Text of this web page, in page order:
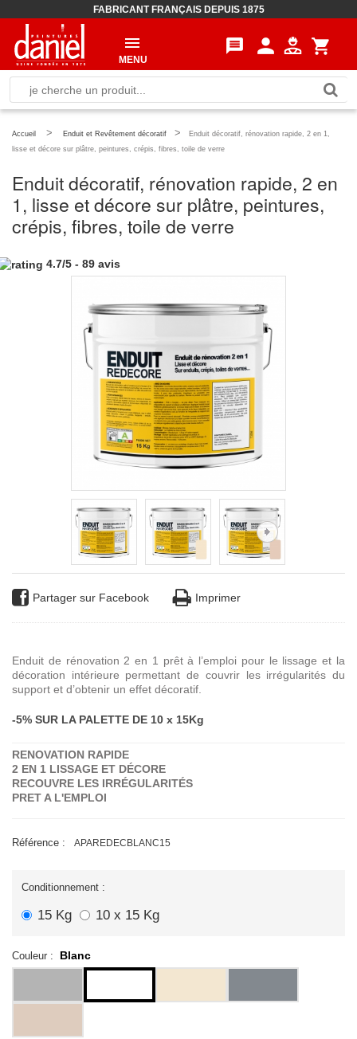
FABRICANT FRANÇAIS DEPUIS 1875
message person shopping_cart
MENU
Accueil > Enduit et Revêtement décoratif >
Enduit décoratif, rénovation rapide, 2 en 1,
lisse et décore sur plâtre, peintures, crépis, fibres, toile de verre
Partager sur Facebook Imprimer
Enduit décoratif, rénovation rapide, 2 en
1, lisse et décore sur plâtre, peintures,
crépis, fibres, toile de verre
4.7/5 - 89 avis
Enduit de rénovation 2 en 1 prêt à l’emploi pour le lissage et la
décoration intérieure permettant de couvrir les irrégularités du
support et d’obtenir un effet décoratif.
-5% SUR LA PALETTE DE 10 x 15Kg
RENOVATION RAPIDE
2 EN 1 LISSAGE ET DÉCORE
RECOUVRE LES IRRÉGULARITÉS
PRET A L'EMPLOI
Référence : APAREDECBLANC15
Conditionnement :
15 Kg 10 x 15 Kg
Couleur : Blanc